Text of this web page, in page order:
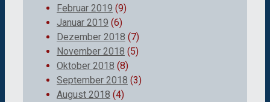
Februar 2019 (9)
Januar 2019 (6)
Dezember 2018 (7)
November 2018 (5)
Oktober 2018 (8)
September 2018 (3)
August 2018 (4)